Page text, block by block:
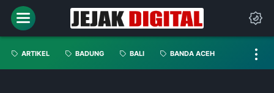
ARTIKEL BADUNG BALI BANDA ACEH